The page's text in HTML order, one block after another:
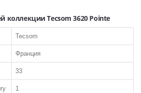
плитка
коллекции Tecsom 3620 Pointe
Tecsom
Франция
33
1